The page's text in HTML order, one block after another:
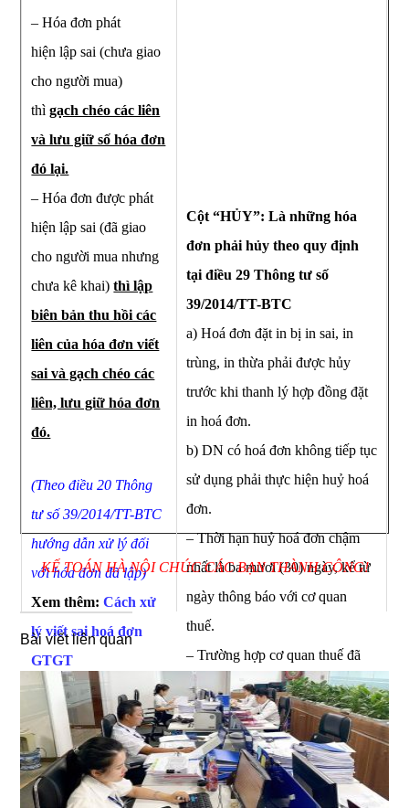
– Hóa đơn phát
hiện lập sai (chưa giao
cho người mua)
thìgạch chéo các liên
và lưu giữ số hóa đơn
đó lại.
– Hóa đơn được phát
hiện lập sai (đã giao
cho người mua nhưng
chưa kê khai)thì lập
biên bản thu hồi các
liên của hóa đơn viết
sai và gạch chéo các
liên, lưu giữ hóa đơn
đó.
(Theo điều 20 Thông
tư số 39/2014/TT-BTC
hướng dẫn xử lý đối
với hóa đơn đã lập)
Xem thêm: Cách xử
lý viết sai hoá đơn
GTGT
– Hoá đơn được thu
hồi hoặc huỷ trong
trường hợp người mua
hàng là đối tượng
Cột “HỦY”: Là những hóa
đơn phải hủy theo quy định
tại điều 29 Thông tư số
39/2014/TT-BTC
a) Hoá đơn đặt in bị in sai, in
trùng, in thừa phải được hủy
trước khi thanh lý hợp đồng đặt
in hoá đơn.
b) DN có hoá đơn không tiếp tục
sử dụng phải thực hiện huỷ hoá
đơn.
– Thời hạn huỷ hoá đơn chậm
nhất là ba mươi (30) ngày, kể từ
ngày thông báo với cơ quan
thuế.
– Trường hợp cơ quan thuế đã
thông báo hóa đơn hết giá trị sử
dụng (trừ trường hợp thông báo
do thực hiện biện pháp cưỡng
chế nợ thuế), tổ chức, hộ, cá
nhân phải hủy hóa đơn, thời hạn
KẾ TOÁN HÀ NỘI CHÚC CÁC BẠN THÀNH CÔNG!
Bài viết liên quan